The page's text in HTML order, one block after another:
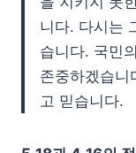
니다. 다시는
습니다. 국민
존중하겠습니
고 믿습니다.